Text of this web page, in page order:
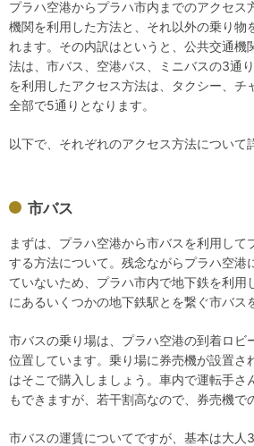
プラハ空港からプラハ市内までのアクセス
機関を利用した方法と、それ以外の乗り物
れます。その内訳はというと、公共交通機
法は、市バス、空港バス、ミニバスの3通
を利用したアクセス方法は、タクシー、チ
全部で5通りとなります。
以下で、それぞれのアクセス方法について
市バス
まずは、プラハ空港から市バスを利用して
する方法について。残念ながらプラハ空港
ていないため、プラハ市内で地下鉄を利用
にあるいくつかの地下鉄駅とを繋ぐ市バス
市バスの乗り場は、プラハ空港の到着ロビ
位置しています。乗り場に券売機が設置さ
はそこで購入しましょう。車内で運転手さ
もできますが、若干割高なので、券売機で
市バスの運賃についてですが、基本は大人